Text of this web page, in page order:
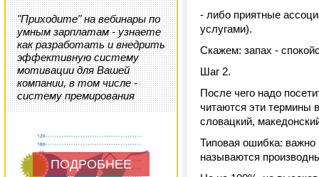
"Приходите" на вебинары по
умным зарплатам - узнаете
как разработать и внедрить
эффективную систему
мотивации для Вашей
компании, в том числе -
систему премирования
ПОДРОБНЕЕ
- либо приятные
услугами).
Скажем: запах -
Шаг 2.
После чего надо
читаются эти термины
словацкий,
Типовая ошибка: важно
называются